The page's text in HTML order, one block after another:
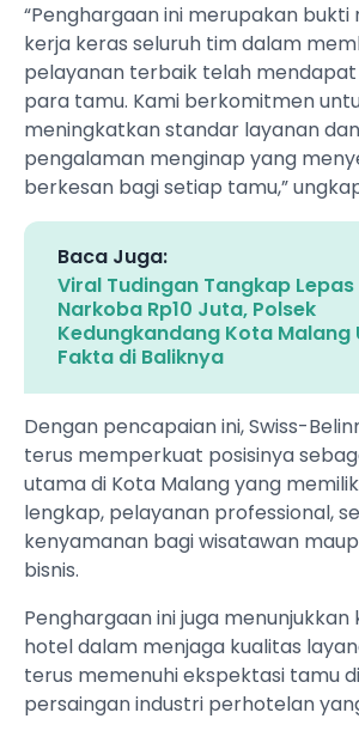
“Penghargaan ini merupakan
kerja keras seluruh tim dalam
pelayanan terbaik telah mendapat
para tamu. Kami berkomitmen
meningkatkan standar layanan
pengalaman menginap yang
berkesan bagi setiap tamu,”
Baca Juga:
Viral Tudingan Tangkap
Narkoba Rp10 Juta, Polsek
Kedungkandang Kota Malang
Fakta di Baliknya
Dengan pencapaian ini, Swiss-
terus memperkuat posisinya
utama di Kota Malang yang
lengkap, pelayanan professional,
kenyamanan bagi wisatawan
bisnis.
Penghargaan ini juga
hotel dalam menjaga kualitas
terus memenuhi ekspektasi tamu
persaingan industri perhotelan